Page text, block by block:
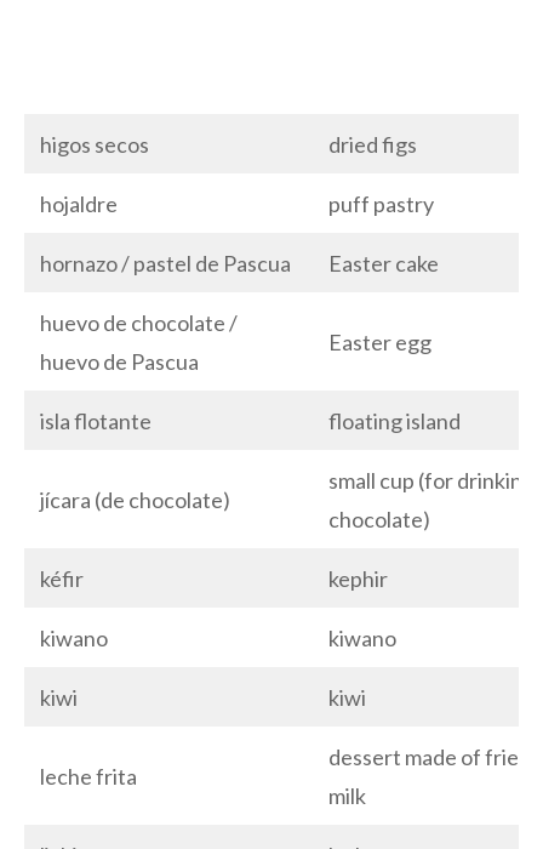
higos secos dried figs
hojaldre puff pastry
hornazo / pastel de Pascua Easter cake
huevo de chocolate /
huevo de Pascua
Easter egg
isla flotante floating island
jícara (de chocolate)
small cup (for drinking
chocolate)
kéfir kephir
kiwano kiwano
kiwi kiwi
leche frita
dessert made of fried
milk